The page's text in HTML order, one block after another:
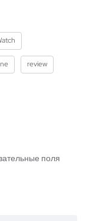
review
поля